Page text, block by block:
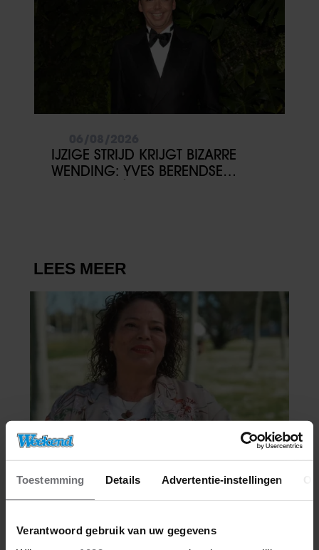
Toestemming Details Advertentie-instellingen
Verantwoord gebruik van uw gegevens
IJZIGE STRIJD KRIJGT BIZARRE
WENDING: YVES BERENDSE